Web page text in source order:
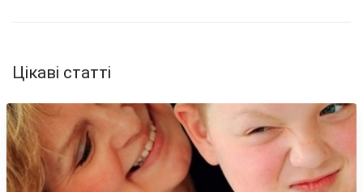
Цікаві статті